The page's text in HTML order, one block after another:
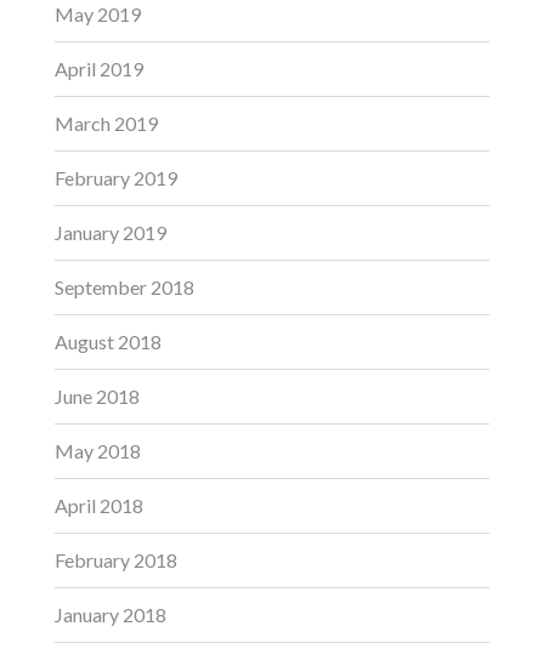
May 2019
April 2019
March 2019
February 2019
January 2019
September 2018
August 2018
June 2018
May 2018
April 2018
February 2018
January 2018